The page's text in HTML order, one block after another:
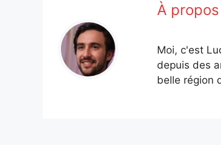
À propos
Moi, c'est
depuis des
belle région